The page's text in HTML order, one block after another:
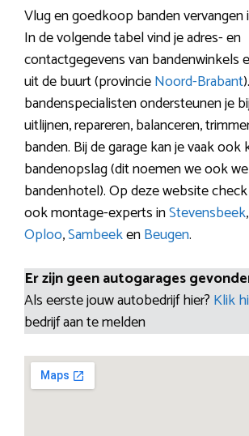
Vlug en goedkoop banden vervangen
In de volgende tabel vind je adres- en
contactgegevens van bandenwinkels
uit de buurt (provincieNoord-Brabant
bandenspecialisten ondersteunen je
uitlijnen, repareren, balanceren,
banden. Bij de garage kan je vaak ook
bandenopslag (dit noemen we ook
bandenhotel). Op deze website
ook montage-experts inStevensbeek,
Oploo,SambeekenBeugen.
Er zijn geen autogarages
Als eerste jouw autobedrijf hier? Klik
bedrijf aan te melden